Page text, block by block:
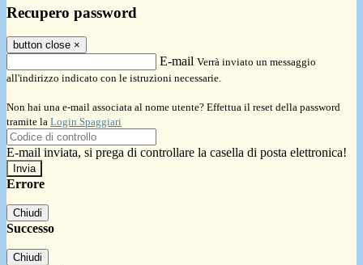
Recupero password
button close ×
E-mail Verrà inviato un messaggio
all'indirizzo indicato con le istruzioni necessarie.
Non hai una e-mail associata al nome utente? Effettua il reset della password
tramite la Login Spaggiari
E-mail inviata, si prega di controllare la casella di posta elettronica!
Errore
Chiudi
Successo
Chiudi